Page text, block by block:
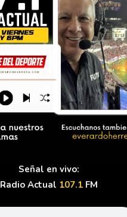
Señal en vivo:
Radio Actual 107.1 FM